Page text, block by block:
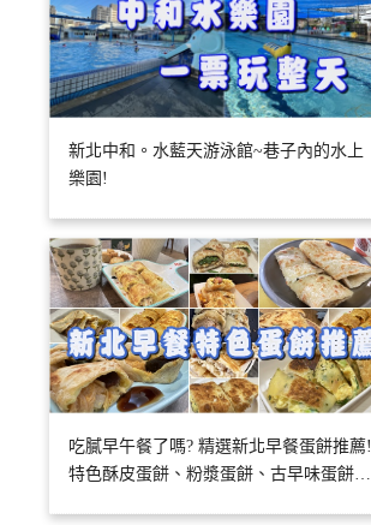
新北中和。水藍天游泳館~巷子內的水上
樂園!
吃膩早午餐了嗎? 精選新北早餐蛋餅推薦!
特色酥皮蛋餅、粉漿蛋餅、古早味蛋餅….